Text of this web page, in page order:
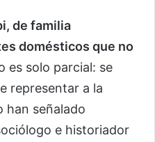
de familia
domésticos que no
es solo parcial: se
representar a la
han señalado
e historiador